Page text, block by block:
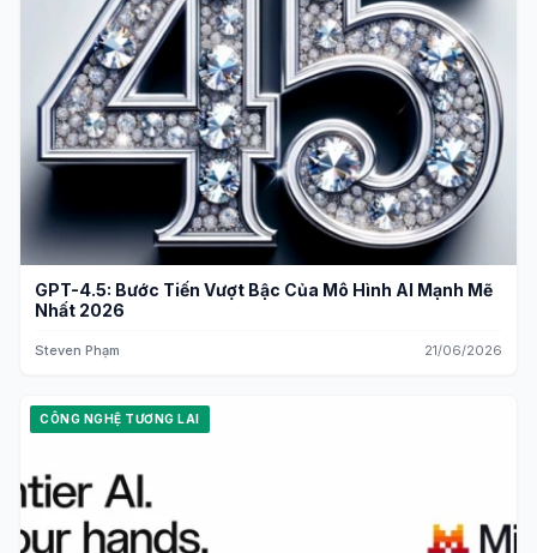
GPT-4.5: Bước Tiến Vượt Bậc Của Mô Hình AI Mạnh Mẽ
Nhất 2026
Steven Phạm 21/06/2026
CÔNG NGHỆ TƯƠNG LAI